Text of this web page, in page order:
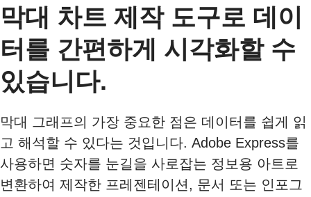
막대 차트 제작 도구로 데이
터를 간편하게 시각화할 수
있습니다.
막대 그래프의 가장 중요한 점은 데이터를 쉽게 읽
고 해석할 수 있다는 것입니다. Adobe Express를
사용하면 숫자를 눈길을 사로잡는 정보용 아트로
변환하여 제작한 프레젠테이션, 문서 또는 인포그